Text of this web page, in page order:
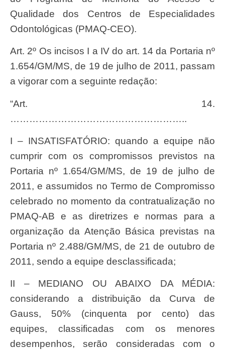
Qualidade dos Centros de Especialidades
Odontológicas (PMAQ-CEO).
Art. 2º Os incisos I a IV do art. 14 da Portaria nº
1.654/GM/MS, de 19 de julho de 2011, passam
a vigorar com a seguinte redação:
“Art. 14.
………………………………………………..
I – INSATISFATÓRIO: quando a equipe não
cumprir com os compromissos previstos na
Portaria nº 1.654/GM/MS, de 19 de julho de
2011, e assumidos no Termo de Compromisso
celebrado no momento da contratualização no
PMAQ-AB e as diretrizes e normas para a
organização da Atenção Básica previstas na
Portaria nº 2.488/GM/MS, de 21 de outubro de
2011, sendo a equipe desclassificada;
II – MEDIANO OU ABAIXO DA MÉDIA:
considerando a distribuição da Curva de
Gauss, 50% (cinquenta por cento) das
equipes, classificadas com os menores
desempenhos, serão consideradas com o